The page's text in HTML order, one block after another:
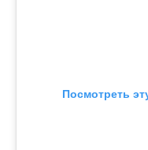
Посмотреть